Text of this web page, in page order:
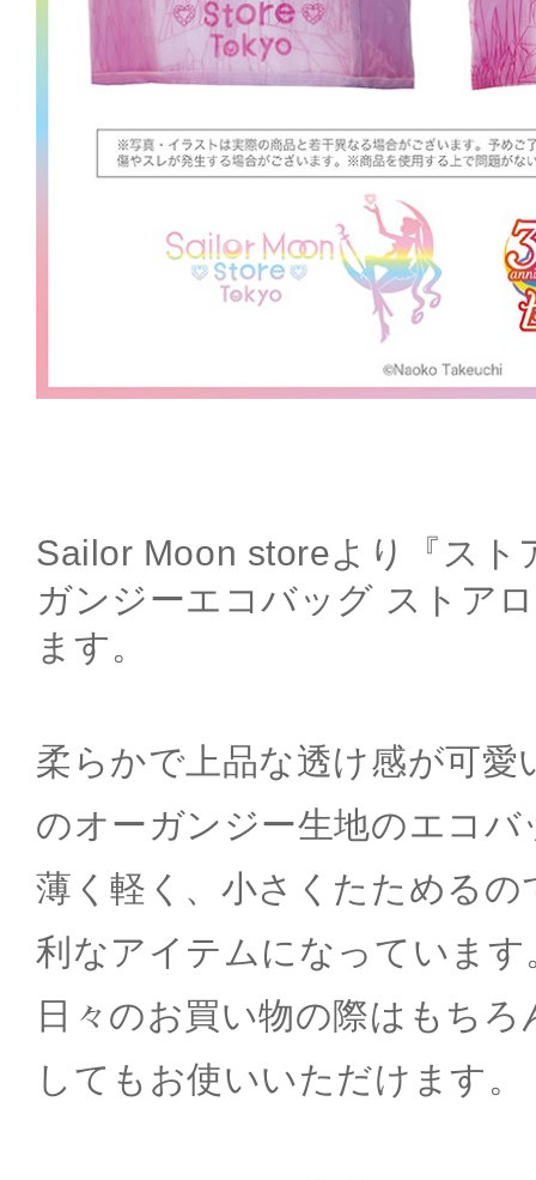
Sailor Moon storeより『スト
ガンジーエコバッグ ストア
ます。
柔らかで上品な透け感が可愛
のオーガンジー生地のエコバ
薄く軽く、小さくたためるの
利なアイテムになっています
日々のお買い物の際はもち
してもお使いいただけます。